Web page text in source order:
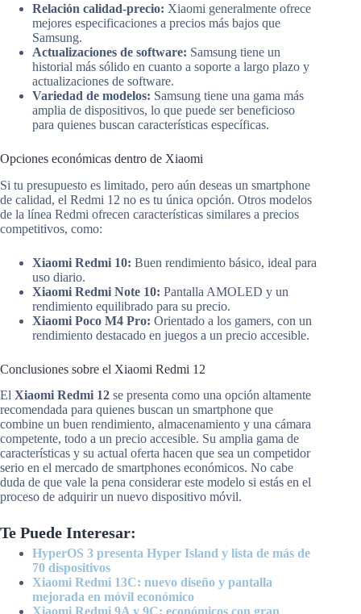
Relación calidad-precio: Xiaomi generalmente ofrece
mejores especificaciones a precios más bajos que
Samsung.
Actualizaciones de software: Samsung tiene un
historial más sólido en cuanto a soporte a largo plazo y
actualizaciones de software.
Variedad de modelos: Samsung tiene una gama más
amplia de dispositivos, lo que puede ser beneficioso
para quienes buscan características específicas.
Opciones económicas dentro de Xiaomi
Si tu presupuesto es limitado, pero aún deseas un smartphone
de calidad, el Redmi 12 no es tu única opción. Otros modelos
de la línea Redmi ofrecen características similares a precios
competitivos, como:
Xiaomi Redmi 10: Buen rendimiento básico, ideal para
uso diario.
Xiaomi Redmi Note 10: Pantalla AMOLED y un
rendimiento equilibrado para su precio.
Xiaomi Poco M4 Pro: Orientado a los gamers, con un
rendimiento destacado en juegos a un precio accesible.
Conclusiones sobre el Xiaomi Redmi 12
El Xiaomi Redmi 12 se presenta como una opción altamente
recomendada para quienes buscan un smartphone que
combine un buen rendimiento, almacenamiento y una cámara
competente, todo a un precio accesible. Su amplia gama de
características y su actual oferta hacen que sea un competidor
serio en el mercado de smartphones económicos. No cabe
duda de que vale la pena considerar este modelo si estás en el
proceso de adquirir un nuevo dispositivo móvil.
Te Puede Interesar:
HyperOS 3 presenta Hyper Island y lista de más de
70 dispositivos
Xiaomi Redmi 13C: nuevo diseño y pantalla
mejorada en móvil económico